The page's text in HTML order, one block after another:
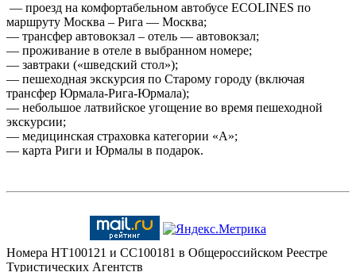
— проезд на комфортабельном автобусе ECOLINES по
маршруту Москва – Рига — Москва;
— трансфер автовокзал – отель — автовокзал;
— проживание в отеле в выбранном номере;
— завтраки («шведский стол»);
— пешеходная экскурсия по Старому городу (включая
трансфер Юрмала-Рига-Юрмала);
— небольшое латвийское угощение во время пешеходной
экскурсии;
— медицинская страховка категории «А»;
— карта Риги и Юрмалы в подарок.
Номера HT100121 и CC100181 в Общероссийском Реестре
Туристических Агентств